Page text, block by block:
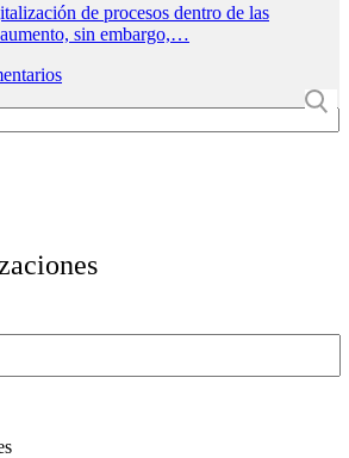
de procesos dentro de las
sin embargo,…